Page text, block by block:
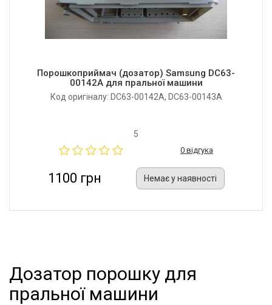
Порошкоприймач (дозатор) Samsung DC63-
00142A для пральної машини
Код оригіналу: DC63-00142A, DC63-00143A
5
0 відгука
1100 грн Немає у наявності
Дозатор порошку для
пральної машини